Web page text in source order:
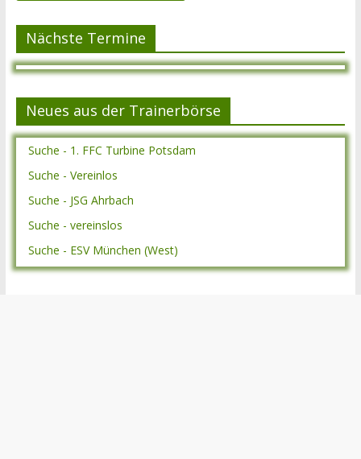
Nächste Termine
Neues aus der Trainerbörse
Suche - 1. FFC Turbine Potsdam
Suche - Vereinlos
Suche - JSG Ahrbach
Suche - vereinslos
Suche - ESV München (West)